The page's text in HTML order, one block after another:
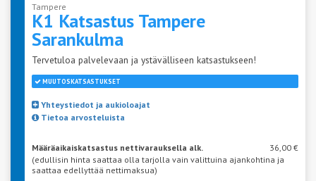
Tampere
K1 Katsastus Tampere
Sarankulma
Tervetuloa palvelevaan ja ystävälliseen katsastukseen!
MUUTOSKATSASTUKSET
Yhteystiedot ja aukioloajat
Tietoa arvosteluista
Määräaikaiskatsastus nettivarauksella alk.
36,00 €
(edullisin hinta saattaa olla tarjolla vain valittuina ajankohtina ja
saattaa edellyttää nettimaksua)